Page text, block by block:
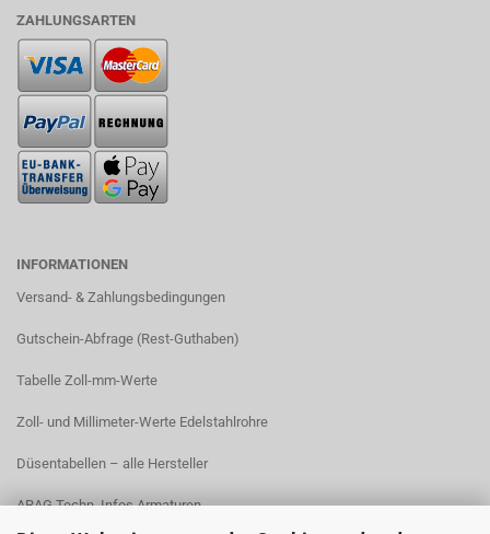
ZAHLUNGSARTEN
INFORMATIONEN
Versand- & Zahlungsbedingungen​
Gutschein-Abfrage (Rest-Guthaben)
Tabelle Zoll-mm-Werte
Zoll- und Millimeter-Werte Edelstahlrohre
Düsentabellen – alle Hersteller
ARAG Techn. Infos Armaturen